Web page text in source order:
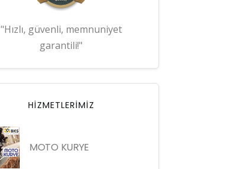
"Hızlı, güvenli, memnuniyet
garantili!"
HIZMETLERIMIZ
MOTO KURYE